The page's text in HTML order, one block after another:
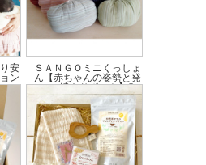
う場合がございます。
予告なく変更する場合がございます。予めご
濯用ネットをご使用ください。
洗いしていただくと、より長く色合いをお楽
安
ン
...
)
ＳＡＮＧＯミニくっしょ
ん【赤ちゃんの姿勢と発
達をサポート】S...
価格:1,870円(税込)～